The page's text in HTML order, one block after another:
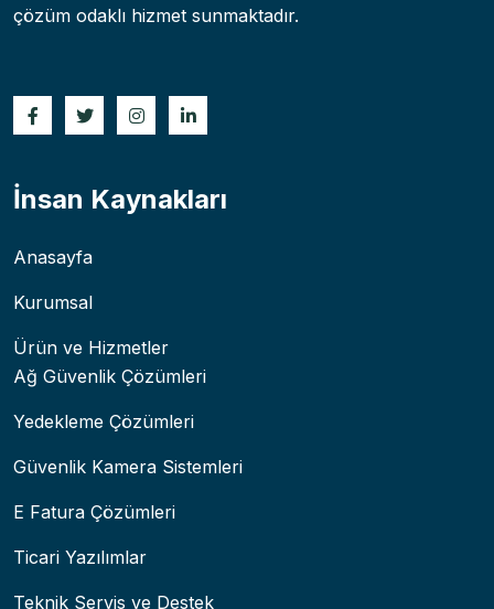
çözüm odaklı hizmet sunmaktadır.
İnsan Kaynakları
Anasayfa
Kurumsal
Ürün ve Hizmetler
Ağ Güvenlik Çözümleri
Yedekleme Çözümleri
Güvenlik Kamera Sistemleri
E Fatura Çözümleri
Ticari Yazılımlar
Teknik Servis ve Destek